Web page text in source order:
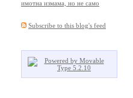
имотна измама, но не само
Subscribe to this blog's feed